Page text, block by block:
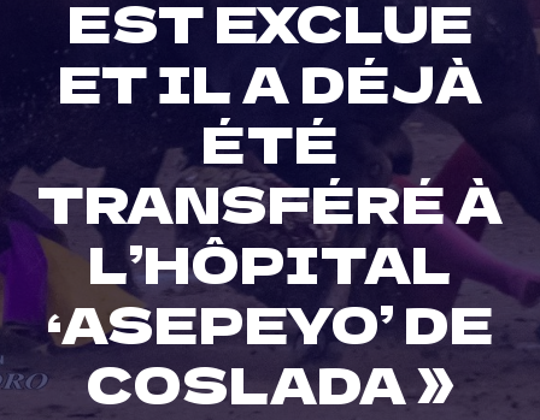
EST EXCLUE
ET IL A DÉJÀ
ÉTÉ
TRANSFÉRÉ À
L’HÔPITAL
‘ASEPEYO’ DE
COSLADA »